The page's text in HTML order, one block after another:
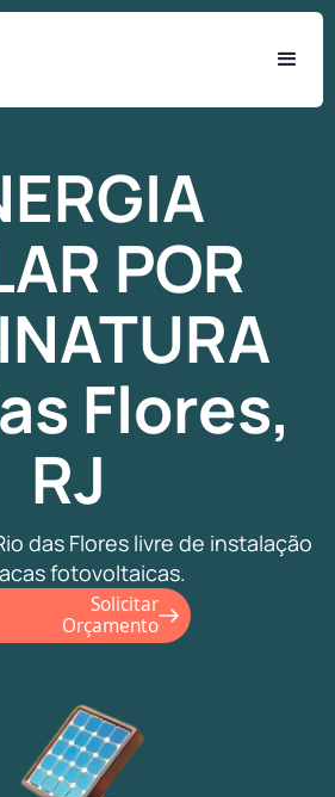
POR
Flores,
RJ
das Flores livre de instalação
fotovoltaicas.
Solicitar
Orçamento